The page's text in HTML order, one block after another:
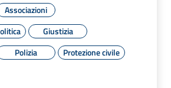
Associazioni
Giustizia
Polizia Protezione civile